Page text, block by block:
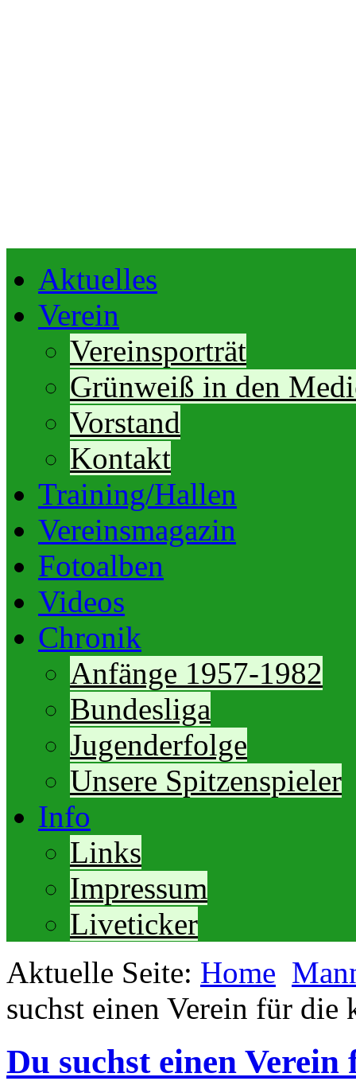
Aktuelles
Verein
Vereinsporträt
Grünweiß in den
Vorstand
Kontakt
Training/Hallen
Vereinsmagazin
Fotoalben
Videos
Chronik
Anfänge 1957-1982
Bundesliga
Jugenderfolge
Unsere Spitzenspieler
Info
Links
Impressum
Liveticker
Aktuelle Seite: Home
suchst einen Verein für die
Du suchst einen